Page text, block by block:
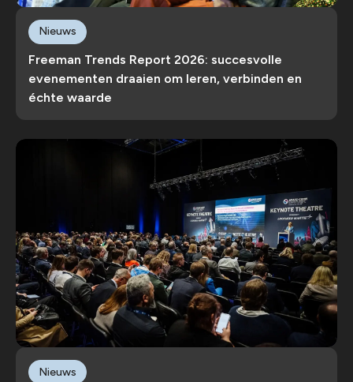
Freeman Trends Report 2026: succesvolle
evenementen draaien om leren, verbinden en
échte waarde
Nieuws
Nieuws